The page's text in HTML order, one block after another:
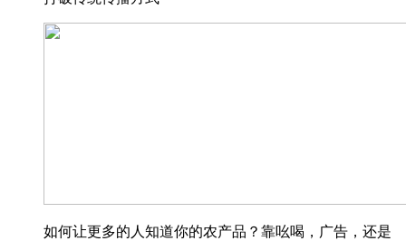
如何让更多的人知道你的农产品？靠吆喝，广告，还是